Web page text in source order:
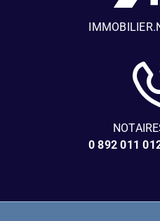
0 892 011